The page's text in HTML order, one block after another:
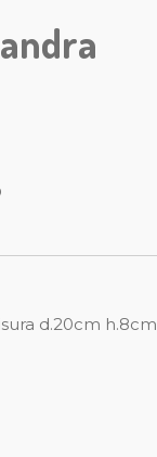
d.20cm h.8cm